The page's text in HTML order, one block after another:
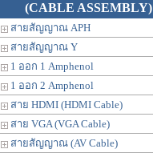
(CABLE ASSEMBLY)
สายสัญญาณ APH
สายสัญญาณ Y
1 ออก 1 Amphenol
1 ออก 2 Amphenol
สาย HDMI (HDMI Cable)
สาย VGA (VGA Cable)
สายสัญญาณ (AV Cable)